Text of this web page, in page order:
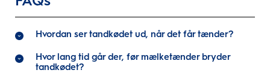
Hvordan ser tandkødet ud, når det får tænder?
Hvor lang tid går der, før mælketænder bryder
tandkødet?